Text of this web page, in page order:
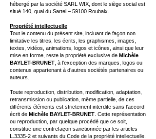
hébergé par la société SARL WIX, dont le siège social est
situé 140, quai du Sartel – 59100 Roubaix.
Propriété intellectuelle
Tout le contenu du présent site, incluant de façon non
limitative les titres, les écrits, les graphismes, images,
textes, vidéos, animations, logos et icônes, ainsi que leur
mise en forme, reste la propriété exclusive de Michèle
BAYLET-BRUNET , à l’exception des marques, logos ou
contenus appartenant à d’autres sociétés partenaires ou
auteurs.
Toute reproduction, distribution, modification, adaptation,
retransmission ou publication, même partielle, de ces
différents éléments est strictement interdite sans l’accord
écrit de Michèle BAYLET-BRUNET . Cette représentation
ou reproduction, par quelque procédé que ce soit,
constitue une contrefaçon sanctionnée par les articles
L.3335-2 et suivants du Code de la propriété intellectuelle.